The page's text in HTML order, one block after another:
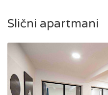
Slični apartmani